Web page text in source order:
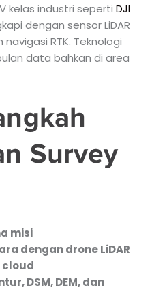
kelas industri sepertiDJI
dengan sensor LiDAR
RTK. Teknologi
data bahkan di area
Survey
misi
dengan drone LiDAR
cloud
DSM, DEM, dan